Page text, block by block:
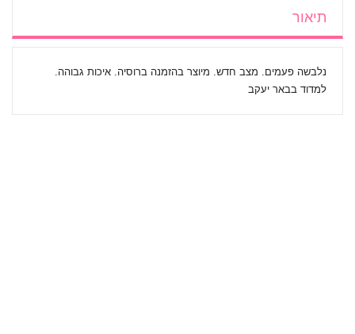
תיאור
נלבשה פעמים. מצב חדש. מיוצר בהזמנה ברוסיה. איכות גבוהה.
למדוד בבאר יעקב